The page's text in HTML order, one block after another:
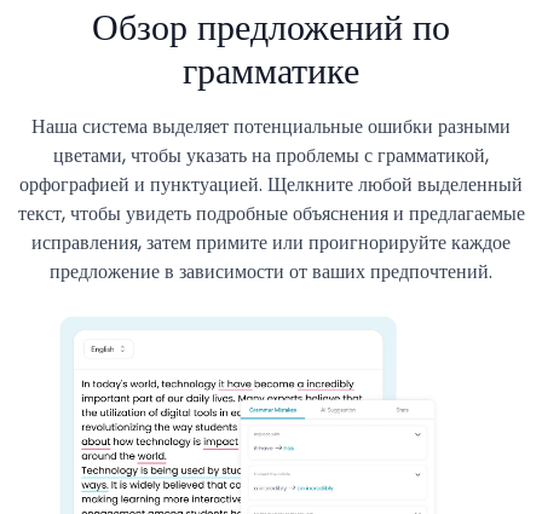
Обзор предложений по
грамматике
Наша система выделяет потенциальные ошибки разными
цветами, чтобы указать на проблемы с грамматикой,
орфографией и пунктуацией. Щелкните любой выделенный
текст, чтобы увидеть подробные объяснения и предлагаемые
исправления, затем примите или проигнорируйте каждое
предложение в зависимости от ваших предпочтений.